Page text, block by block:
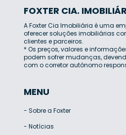
FOXTER CIA.
A Foxter Cia Imobiliária é uma
oferecer soluções imobiliárias
clientes e parceiros.
* Os preços, valores e
podem sofrer mudanças,
com o corretor autônomo
MENU
- Sobre a Foxter
- Notícias